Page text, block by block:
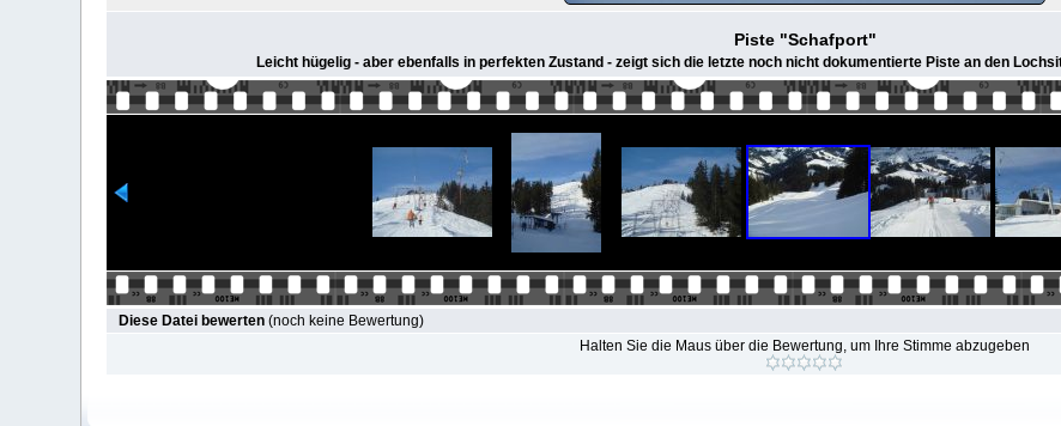
Piste "Schafport"
Leicht hügelig - aber ebenfalls in perfekten Zustand - zeigt sich die letzte noch nicht dokumentierte Piste an den
Diese Datei bewerten(noch keine Bewertung)
Halten Sie die Maus über die Bewertung, um Ihre Stimme abzugeben